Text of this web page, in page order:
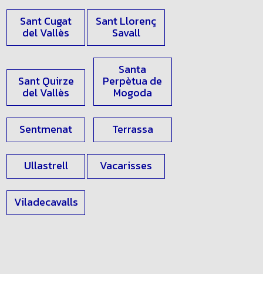
Sant Cugat
del Vallès
Sant Llorenç
Savall
Sant Quirze
del Vallès
Santa
Perpètua de
Mogoda
Sentmenat Terrassa
Ullastrell Vacarisses
Viladecavalls